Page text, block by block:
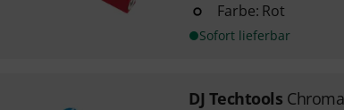
Farbe: Rot
Sofort lieferbar
DJ Techtools